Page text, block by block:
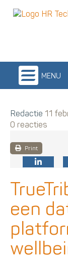
menu
Redactie 11
0 reacties
Print
een